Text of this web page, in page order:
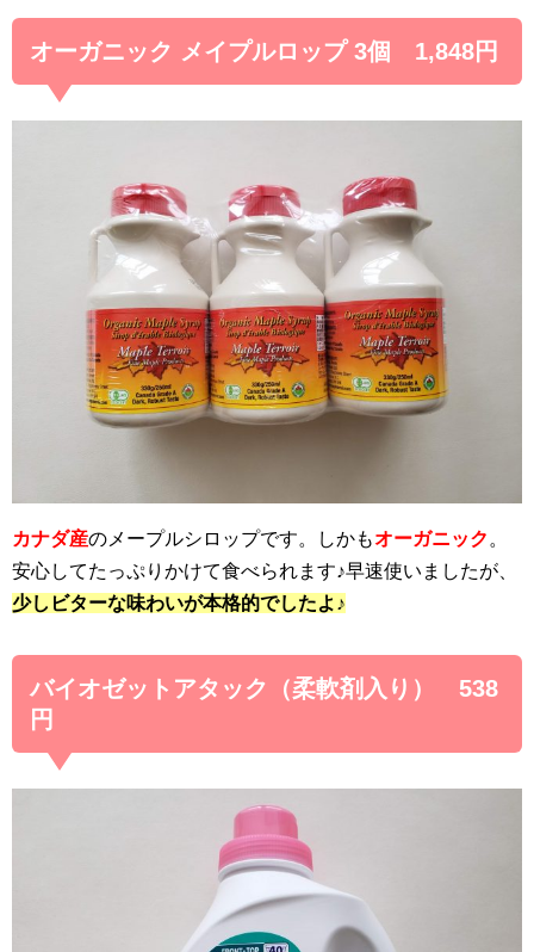
オーガニック メイプルロップ 3個 1,848円
カナダ産のメープルシロップです。しかもオーガニック 。
安心してたっぷりかけて食べられます♪早速使いましたが、
少しビターな味わいが本格的でしたよ♪
バイオゼットアタック（柔軟剤入り） 538
円